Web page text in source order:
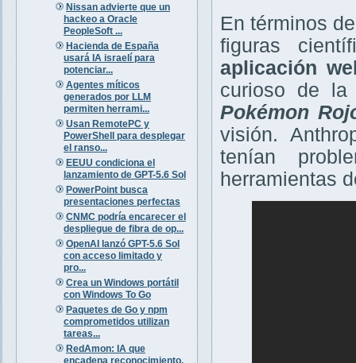
Nissan advierte que un
hackeo a Oracle
PeopleSoft ...
Hacienda de España
usará IA israelí para
potenciar...
Agentes míticos
generados por LLM
permiten herrami...
Usan RemotePC y
PowerShell para desplegar
el ranso...
EEUU condiciona el
lanzamiento de GPT-5.6 Sol
PowerPoint busca
presentaciones perfectas
CNMC podría encarecer el
despliegue de fibra de op...
OpenAI lanzó GPT-5.6 Sol
con acceso limitado y
pro...
Crea un Windows portátil
con Windows To Go
Paquetes de Go y npm
comprometidos utilizan
tareas...
RedAmon: IA que
encadena reconocimiento,
En términos
figuras
aplicación
curioso de
Pokémon
visión.
tenían
herramientas